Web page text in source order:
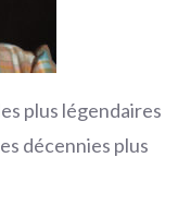
plus légendaires
décennies plus